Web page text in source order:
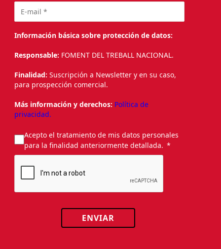
Información básica sobre protección de datos:
Responsable: FOMENT DEL TREBALL NACIONAL.
Finalidad: Suscripción a Newsletter y en su caso,
para prospección comercial.
Más información y derechos: Política de
privacidad.
Acepto el tratamiento de mis datos personales
para la finalidad anteriormente detallada.
ENVIAR